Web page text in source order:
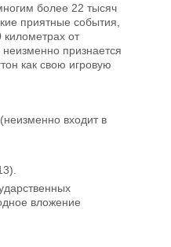
более 22 тысяч
приятные события,
от
признается
как свою игровую
входит в
вложение